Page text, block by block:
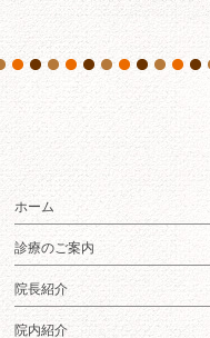
ホーム
診療のご案内
院長紹介
院内紹介